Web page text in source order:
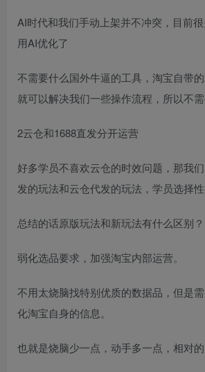
AI时代和我们手动上架并不冲突，目前
用AI优化了
不需要什么国外牛逼的工具，淘宝自带
就可以解决我们一些操作流程，所以不需
2云仓和1688直发分开运营
好多学员不喜欢云仓的时效问题，那我
发的玩法和云仓代发的玩法，学员选择性
总结的话原版玩法和新玩法有什么区别？
弱化选品要求，加强淘宝内部运营。
不用太烧脑找特别优质的数据品，但是
化淘宝自身的信息。
也就是烧脑少一点，动手多一点，相对的